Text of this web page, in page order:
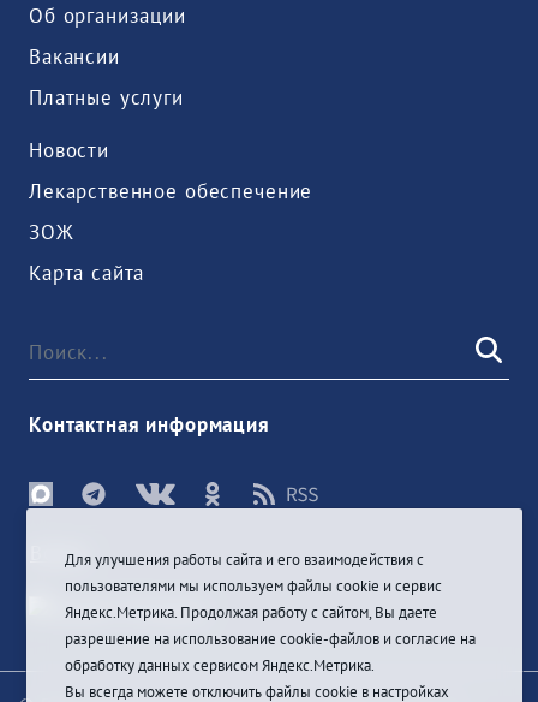
Об организации
Вакансии
Платные услуги
Новости
Лекарственное обеспечение
ЗОЖ
Карта сайта
Контактная информация
ВойтиДля улучшения работы сайта и его взаимодействия с
пользователями мы используем файлы cookie и сервис
Яндекс.Метрика. Продолжая работу с сайтом, Вы даете
разрешение на использование cookie-файлов и согласие на
обработку данных сервисом Яндекс.Метрика.
Вы всегда можете отключить файлы cookie в настройках